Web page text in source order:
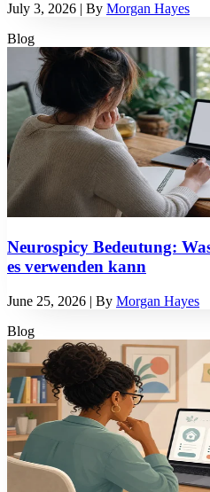
July 3, 2026 | By Morgan Hayes
Blog
Neurospicy Bedeutung:
es verwenden kann
June 25, 2026 | By Morgan Hayes
Blog